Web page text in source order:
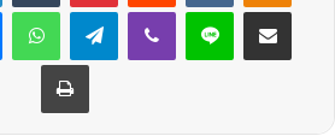
MessengerWhatsAppTelegramViber Line E-Posta ile
Yazdır